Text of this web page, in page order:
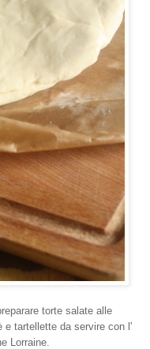
torte salate alle
e tartellette da servire con l'
Lorraine.